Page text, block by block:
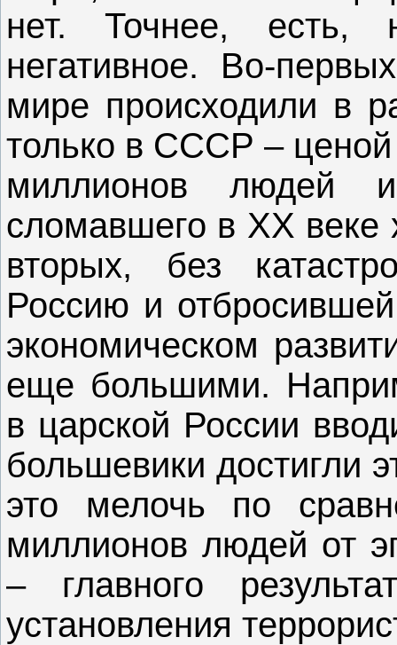
нет. Точнее, есть,
негативное. Во-
мире происходили в
только в СССР –
миллионов людей и
сломавшего в ХХ веке
вторых, без
Россию и
экономическом
еще большими.
в царской России
большевики достигли
это мелочь по
миллионов людей от
– главного
установления